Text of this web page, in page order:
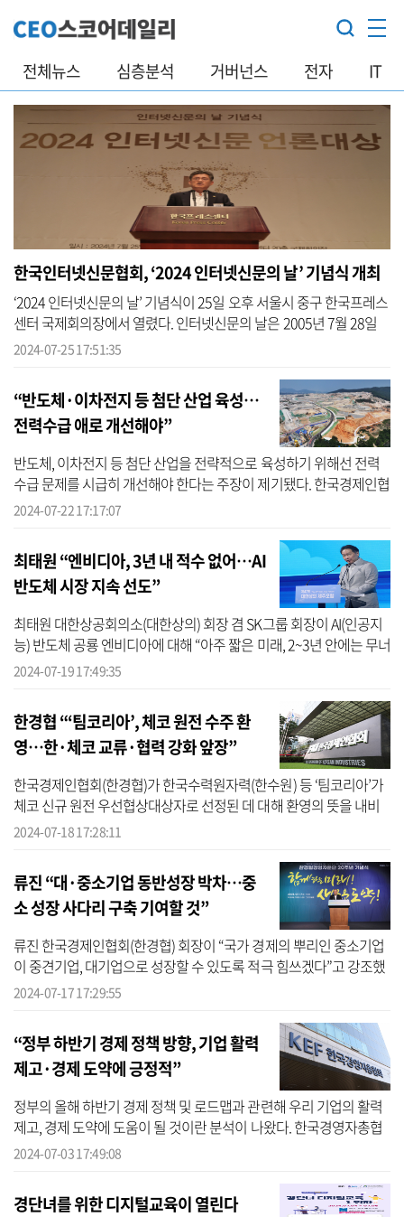
전체뉴스 심층분석 거버넌스 전자 IT
한국인터넷신문협회, ‘2024 인터넷신문의 날’ 기념식 개최
‘2024 인터넷신문의 날’ 기념식이 25일 오후 서울시 중구 한국프레스
센터 국제회의장에서 열렸다. 인터넷신문의 날은 2005년 7월 28일
신문법 개정으로 인터넷신문이 공식적 언론으로 법적 지위를 확보하
2024-07-25 17:51:35
“반도체·이차전지 등 첨단 산업 육성…
전력수급 애로 개선해야”
반도체, 이차전지 등 첨단 산업을 전략적으로 육성하기 위해선 전력
수급 문제를 시급히 개선해야 한다는 주장이 제기됐다. 한국경제인협
회(한경협)는 ‘국가첨단전략산업 특화단지 전력 수급 애로 개선 방안’
2024-07-22 17:17:07
최태원 “엔비디아, 3년 내 적수 없어…AI
반도체 시장 지속 선도”
최태원 대한상공회의소(대한상의) 회장 겸 SK그룹 회장이 AI(인공지
능) 반도체 공룡 엔비디아에 대해 “아주 짧은 미래, 2~3년 안에는 무너
지지 않을 것이다”며 글로벌 시장을 지속적으로 이끌어 나갈 것으로
2024-07-19 17:49:35
한경협 “‘팀코리아’, 체코 원전 수주 환
영…한·체코 교류·협력 강화 앞장”
한국경제인협회(한경협)가 한국수력원자력(한수원) 등 ‘팀코리아’가
체코 신규 원전 우선협상대상자로 선정된 데 대해 환영의 뜻을 내비
쳤다. 한경협은 18일 체코 원전 우선협상대상자 선정과 관련해 논평
2024-07-18 17:28:11
류진 “대·중소기업 동반성장 박차…중
소 성장 사다리 구축 기여할 것”
류진 한국경제인협회(한경협) 회장이 “국가 경제의 뿌리인 중소기업
이 중견기업, 대기업으로 성장할 수 있도록 적극 힘쓰겠다”고 강조했
다. 한경협중소기업협력센터(중기센터)는 17일 서울 여의도 FKI타워
2024-07-17 17:29:55
“정부 하반기 경제 정책 방향, 기업 활력
제고·경제 도약에 긍정적”
정부의 올해 하반기 경제 정책 및 로드맵과 관련해 우리 기업의 활력
제고, 경제 도약에 도움이 될 것이란 분석이 나왔다. 한국경영자총협
회(경총)는 3일 정부가 발표한 ‘2024년 하반기 경제 정책 방향’과
2024-07-03 17:49:08
경단녀를 위한 디지털교육이 열린다